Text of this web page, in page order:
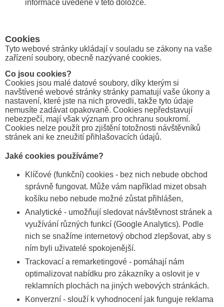
informace uvedené v této doložce.
Cookies
Tyto webové stránky ukládají v souladu se zákony na vaše
zařízení soubory, obecně nazývané cookies.
Co jsou cookies?
Cookies jsou malé datové soubory, díky kterým si
navštívené webové stránky stránky pamatují vaše úkony a
nastavení, které jste na nich provedli, takže tyto údaje
nemusíte zadávat opakovaně. Cookies nepředstavují
nebezpečí, mají však význam pro ochranu soukromí.
Cookies nelze použít pro zjištění totožnosti návštěvníků
stránek ani ke zneužití přihlašovacích údajů.
Jaké cookies používáme?
Klíčové (funkční) cookies - bez nich nebude obchod
správně fungovat. Může vám například mizet obsah
košíku nebo nebude možné zůstat přihlášen,
Analytické - umožňují sledovat návštěvnost stránek a
využívání různých funkcí (Google Analytics). Podle
nich se snažíme internetový obchod zlepšovat, aby s
ním byli uživatelé spokojenější.
Trackovací a remarketingové - pomáhají nám
optimalizovat nabídku pro zákazníky a oslovit je v
reklamních plochách na jiných webových stránkách.
Konverzní - slouží k vyhodnocení jak funguje reklama